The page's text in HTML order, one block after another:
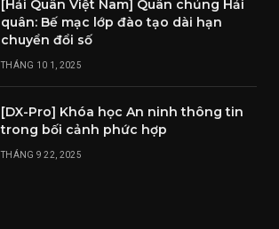
[Hải Quân Việt Nam] Quân chủng Hải
quân: Bế mạc lớp đào tạo dài hạn
chuyển đổi số
THÁNG 10 1, 2025
[DX-Pro] Khóa học An ninh thông tin
trong bối cảnh phức hợp
THÁNG 9 22, 2025